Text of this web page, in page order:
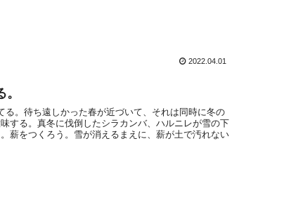
2022.04.01
る。待ち遠しかった春が近づいて、それは同時に冬の
する。真冬に伐倒したシラカンバ、ハルニレが雪の下
薪をつくろう。雪が消えるまえに、薪が土で汚れない